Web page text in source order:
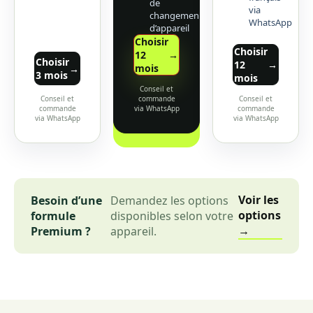
Choisir
3 mois →
Conseil et
commande
via WhatsApp
de
changement
d’appareil
Choisir
12
mois
→
Conseil et
commande
via WhatsApp
via
WhatsApp
Choisir
12
mois
→
Conseil et
commande
via WhatsApp
Besoin d’une
formule
Premium ?
Demandez les options
disponibles selon votre
appareil.
Voir les
options
→